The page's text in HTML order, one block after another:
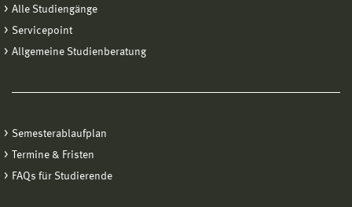
Alle Studiengänge
Servicepoint
Allgemeine Studienberatung
Semesterablaufplan
Termine & Fristen
FAQs für Studierende